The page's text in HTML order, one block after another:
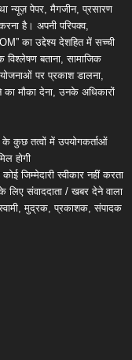
न्यूज़ पेपर, मैगजीन, प्रसारण
है। अपनी परिपक्व,
का उद्देश्य देशहित में सच्ची
बताना, सामाजिक
पर प्रकाश डालना,
मौका देना, उनके अधिकारों
के कुछ तत्वों में उपयोगकर्ताओं
होगी
जिम्मेदारी स्वीकार नहीं करता
संवाददाता / खबर देने वाला
मुद्रक, प्रकाशक, संपादक